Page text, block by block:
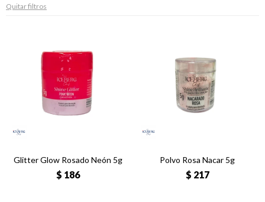
Quitar filtros
Glitter Glow Rosado Neón 5g
$ 186
Polvo Rosa Nacar 5g
$ 217